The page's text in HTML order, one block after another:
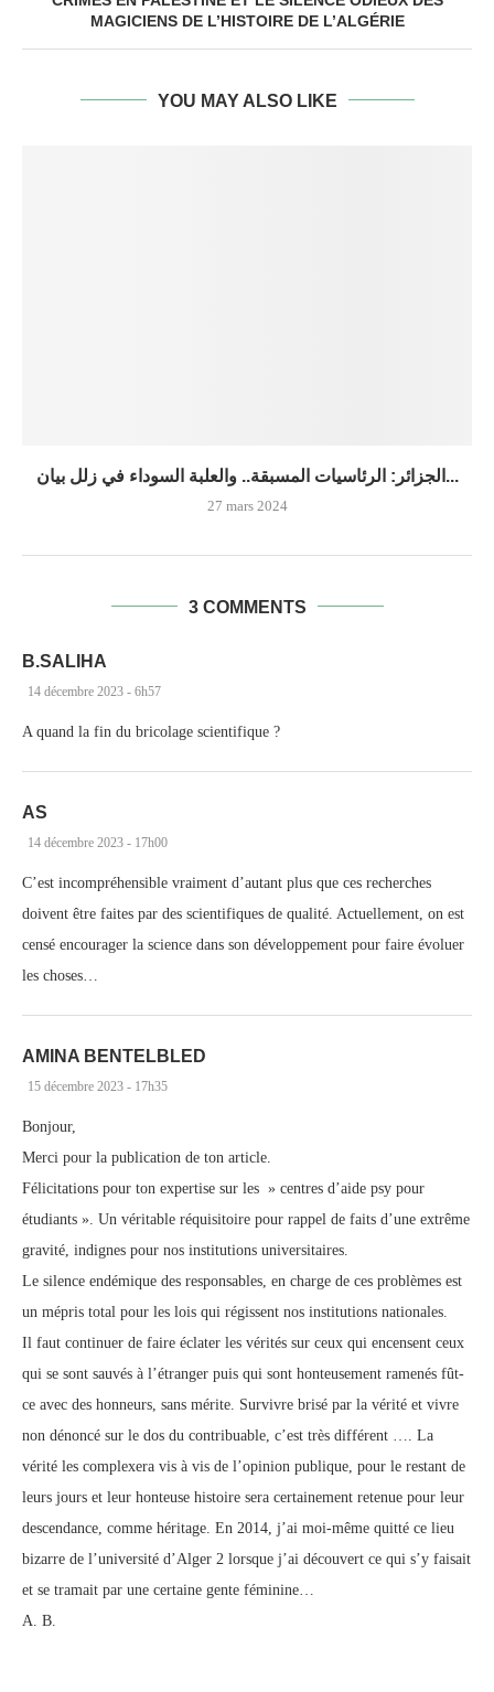
MAGICIENS DE L’HISTOIRE DE L’ALGÉRIE
YOU MAY ALSO LIKE
الجزائر: الرئاسيات المسبقة.. والعلبة السوداء في زلل بيان...
27 mars 2024
3 COMMENTS
B.SALIHA
14 décembre 2023 - 6h57
A quand la fin du bricolage scientifique ?
AS
14 décembre 2023 - 17h00
C’est incompréhensible vraiment d’autant plus que ces recherches
doivent être faites par des scientifiques de qualité. Actuellement, on est
censé encourager la science dans son développement pour faire évoluer
les choses…
AMINA BENTELBLED
15 décembre 2023 - 17h35
Bonjour,
Merci pour la publication de ton article.
Félicitations pour ton expertise sur les » centres d’aide psy pour
étudiants ». Un véritable réquisitoire pour rappel de faits d’une extrême
gravité, indignes pour nos institutions universitaires.
Le silence endémique des responsables, en charge de ces problèmes est
un mépris total pour les lois qui régissent nos institutions nationales.
Il faut continuer de faire éclater les vérités sur ceux qui encensent ceux
qui se sont sauvés à l’étranger puis qui sont honteusement ramenés fût-
ce avec des honneurs, sans mérite. Survivre brisé par la vérité et vivre
non dénoncé sur le dos du contribuable, c’est très différent …. La
vérité les complexera vis à vis de l’opinion publique, pour le restant de
leurs jours et leur honteuse histoire sera certainement retenue pour leur
descendance, comme héritage. En 2014, j’ai moi-même quitté ce lieu
bizarre de l’université d’Alger 2 lorsque j’ai découvert ce qui s’y faisait
et se tramait par une certaine gente féminine…
A. B.